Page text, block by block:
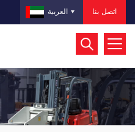
اتصل بنا العربية